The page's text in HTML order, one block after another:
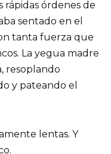
rápidas órdenes de
sentado en el
tanta fuerza que
La yegua madre
resoplando
y pateando el
lentas. Y